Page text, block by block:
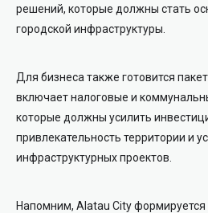
решений, которые должны стать
городской инфраструктуры.
Для бизнеса также готовится
включает налоговые и
которые должны усилить
привлекательность территории и
инфраструктурных проектов.
Напомним, Alatau City формируется